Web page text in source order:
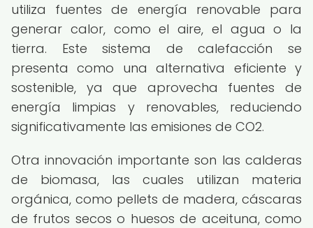
utiliza fuentes de energía renovable para
generar calor, como el aire, el agua o la
tierra. Este sistema de calefacción se
presenta como una alternativa eficiente y
sostenible, ya que aprovecha fuentes de
energía limpias y renovables, reduciendo
significativamente las emisiones de CO2.
Otra innovación importante son las calderas
de biomasa, las cuales utilizan materia
orgánica, como pellets de madera, cáscaras
de frutos secos o huesos de aceituna, como